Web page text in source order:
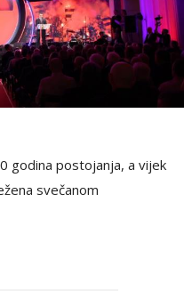
godina postojanja, a vijek
svečanom